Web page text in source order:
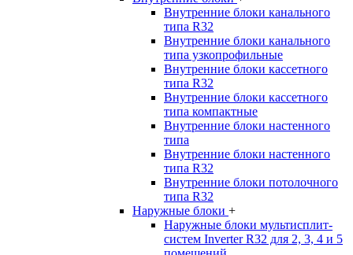
Внутренние блоки канального
типа R32
Внутренние блоки канального
типа узкопрофильные
Внутренние блоки кассетного
типа R32
Внутренние блоки кассетного
типа компактные
Внутренние блоки настенного
типа
Внутренние блоки настенного
типа R32
Внутренние блоки потолочного
типа R32
Наружные блоки +
Наружные блоки мультисплит-
систем Inverter R32 для 2, 3, 4 и 5